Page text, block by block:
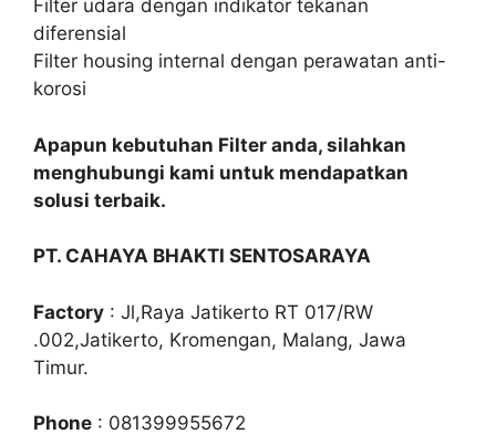
Filter udara dengan indikator tekanan
diferensial
Filter housing internal dengan perawatan anti-
korosi
Apapun kebutuhan Filter anda, silahkan
menghubungi kami untuk mendapatkan
solusi terbaik.
PT. CAHAYA BHAKTI SENTOSARAYA
Factory : Jl,Raya Jatikerto RT 017/RW
.002,Jatikerto, Kromengan, Malang, Jawa
Timur.
Phone : 081399955672